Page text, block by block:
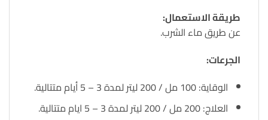
طريقة الاستعمال:
عن طريق ماء الشرب.
الجرعات:
الوقاية: 100 مل / 200 ليتر لمدة 3 – 5 أيام متتالية.
العلاج: 200 مل / 200 ليتر لمدة 3 – 5 ايام متتالية.